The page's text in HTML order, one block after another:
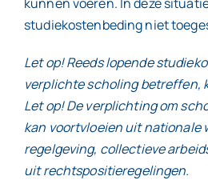
studiekostenbeding niet
Let op! Reeds lopende
verplichte scholing betreffen,
Let op! De verplichting om
kan voortvloeien uit nationale
regelgeving, collectieve
uit rechtspositieregelingen.